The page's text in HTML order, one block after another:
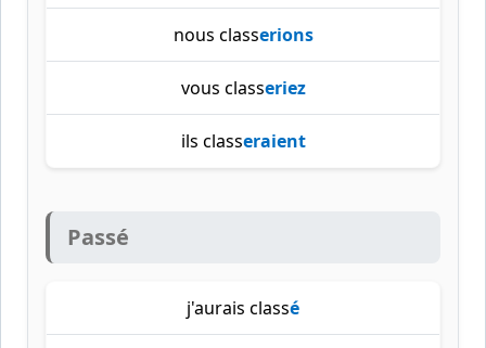
nous classerions
vous classeriez
ils classeraient
Passé
j'aurais classé